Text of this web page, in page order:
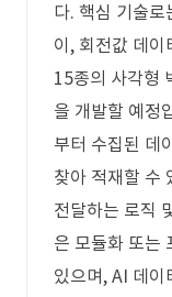
다. 핵심 기술
이, 회전값 데이
15종의 사각형
을 개발할 예정
부터 수집된 데
찾아 적재할 수
전달하는 로직
은 모듈화 또는
있으며, AI 데이